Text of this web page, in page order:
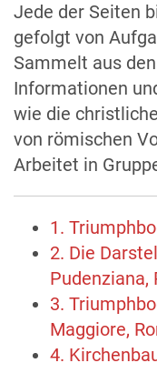
Jede der Seiten
gefolgt von
Sammelt aus
Informationen
wie die
von römischen
Arbeitet in
1.
2. Die
Pudenziana,
3.
Maggiore,
4.